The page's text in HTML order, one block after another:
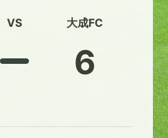
VS 大成FC
6